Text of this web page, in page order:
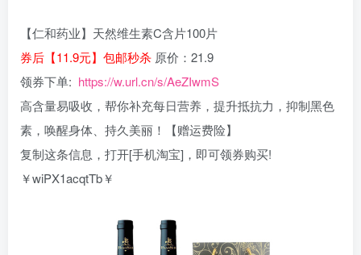
【仁和药业】天然维生素C含片100片
券后【11.9元】包邮秒杀 原价：21.9
领券下单: https://w.url.cn/s/AeZIwmS
高含量易吸收，帮你补充每日营养，提升抵抗力，抑制黑色
素，唤醒身体、持久美丽！【赠运费险】
复制这条信息，打开[手机淘宝]，即可领券购买!
￥wiPX1acqtTb￥